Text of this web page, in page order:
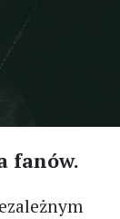
fanów.